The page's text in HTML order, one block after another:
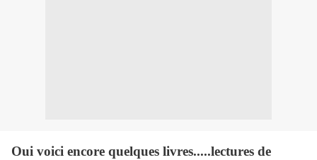
Oui voici encore quelques livres.....lectures de